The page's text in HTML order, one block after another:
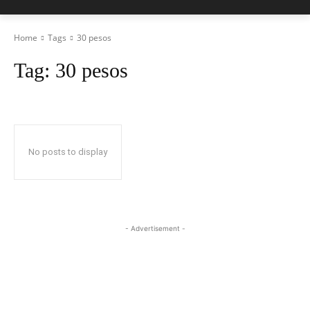
Home Tags 30 pesos
Tag: 30 pesos
No posts to display
- Advertisement -